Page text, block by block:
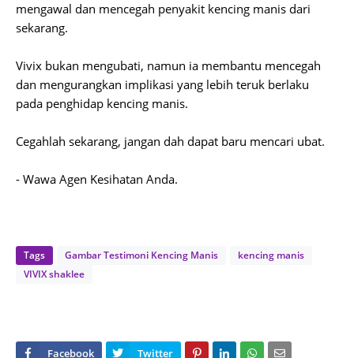
mengawal dan mencegah penyakit kencing manis dari
sekarang.
Vivix bukan mengubati, namun ia membantu mencegah
dan mengurangkan implikasi yang lebih teruk berlaku
pada penghidap kencing manis.
Cegahlah sekarang, jangan dah dapat baru mencari ubat.
- Wawa Agen Kesihatan Anda.
Tags Gambar Testimoni Kencing Manis
kencing manis
VIVIX shaklee